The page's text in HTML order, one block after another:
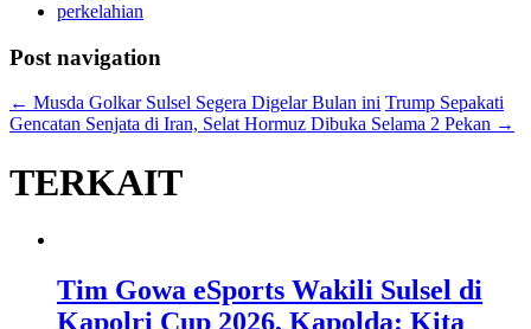
perkelahian
Post navigation
← Musda Golkar Sulsel Segera Digelar Bulan ini Trump Sepakati
Gencatan Senjata di Iran, Selat Hormuz Dibuka Selama 2 Pekan →
TERKAIT
Tim Gowa eSports Wakili Sulsel di
Kapolri Cup 2026, Kapolda: Kita